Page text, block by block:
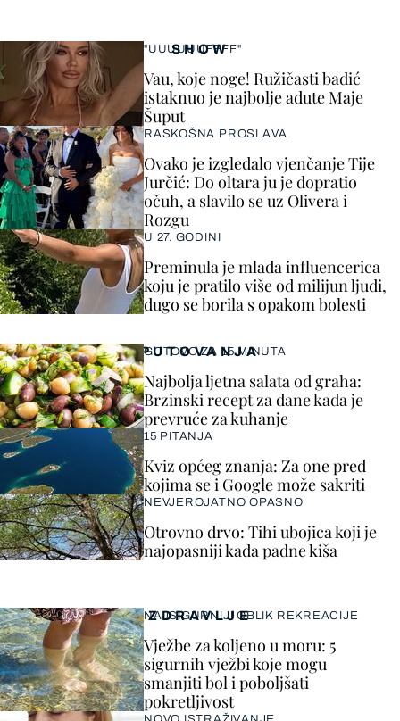
SHOW
"UUUUUUFFFF"
Vau, koje noge! Ružičasti badić
istaknuo je najbolje adute Maje
Šuput
RASKOŠNA PROSLAVA
Ovako je izgledalo vjenčanje Tije
Jurčić: Do oltara ju je dopratio
očuh, a slavilo se uz Olivera i
Rozgu
U 27. GODINI
Preminula je mlada influencerica
koju je pratilo više od milijun ljudi,
dugo se borila s opakom bolesti
ZDRAVLJE
NAJSIGURNIJI OBLIK REKREACIJE
Vježbe za koljeno u moru: 5
sigurnih vježbi koje mogu
smanjiti bol i poboljšati
pokretljivost
PUTOVANJA
GOTOVO ZA 15 MINUTA
Najbolja ljetna salata od graha:
Brzinski recept za dane kada je
prevruće za kuhanje
15 PITANJA
Kviz općeg znanja: Za one pred
kojima se i Google može sakriti
NEVJEROJATNO OPASNO
Otrovno drvo: Tihi ubojica koji je
najopasniji kada padne kiša